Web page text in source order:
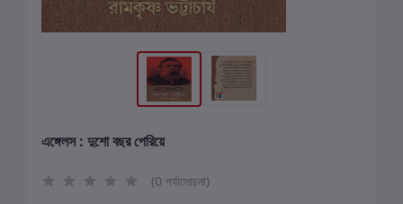
এঙ্গেলস : দুশো বছর পেরিয়ে
(0 পর্যালোচনা)